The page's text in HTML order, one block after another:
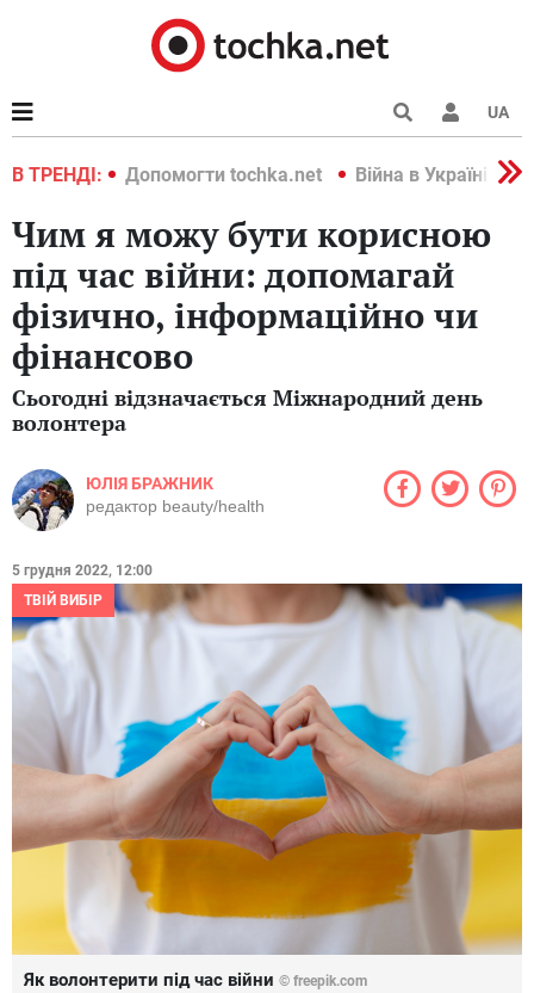
UA
В ТРЕНДІ:
2022 Допомогти tochka.net Війна в Україні 2022
Чим я можу бути корисною
під час війни: допомагай
фізично, інформаційно чи
фінансово
Сьогодні відзначається Міжнародний день
волонтера
ЮЛІЯ БРАЖНИК
редактор beauty/health
5 грудня 2022, 12:00
ТВІЙ ВИБІР
Як волонтерити під час війни © freepik.com